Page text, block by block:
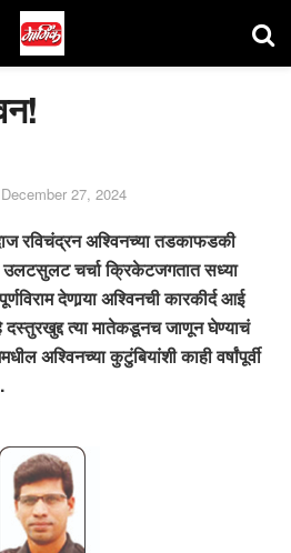
December 27, 2024
रविचंद्रन अश्विनच्या तडकाफडकी
उलटसुलट चर्चा क्रिकेटजगतात सध्या
देणार्‍या अश्विनची कारकीर्द आई
त्या मातेकडूनच जाणून घेण्याचं
अश्विनच्या कुटुंबियांशी काही वर्षांपूर्वी